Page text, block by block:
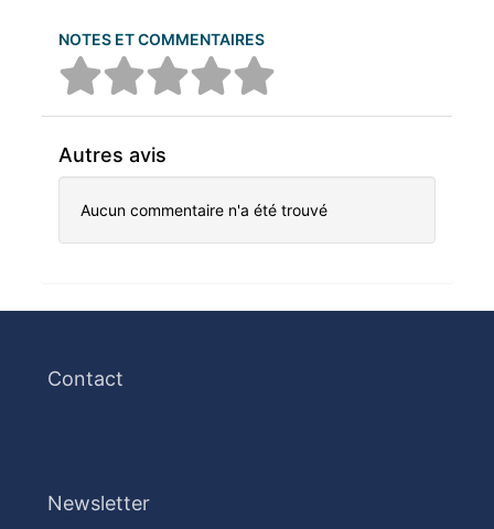
NOTES ET COMMENTAIRES
Autres avis
Aucun commentaire n'a été trouvé
Contact
Newsletter